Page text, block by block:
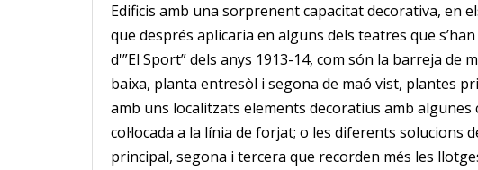
Edificis amb una sorprenent capacitat decorativa, en
que després aplicaria en alguns dels teatres que
d'”El Sport” dels anys 1913-14, com són la barreja de
baixa, planta entresòl i segona de maó vist, plantes
amb uns localitzats elements decoratius amb
col·locada a la línia de forjat; o les diferents solucions
principal, segona i tercera que recorden més les